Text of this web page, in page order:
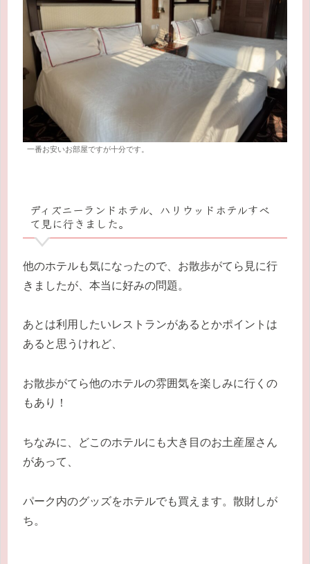
一番お安いお部屋ですが十分です。
ディズニーランドホテル、ハリウッドホテルすべ
て見に行きました。
他のホテルも気になったので、お散歩がてら見に行
きましたが、本当に好みの問題。
あとは利用したいレストランがあるとかポイントは
あると思うけれど、
お散歩がてら他のホテルの雰囲気を楽しみに行くの
もあり！
ちなみに、どこのホテルにも大き目のお土産屋さん
があって、
パーク内のグッズをホテルでも買えます。散財しが
ち。